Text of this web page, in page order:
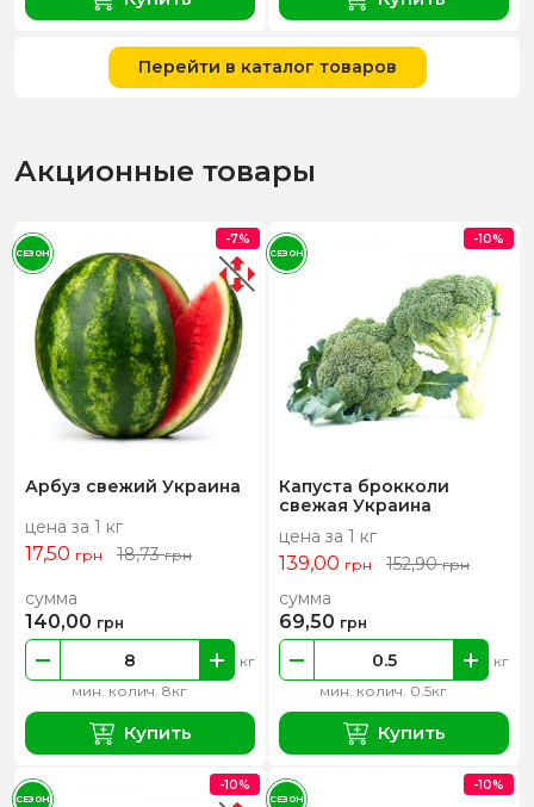
Перейти в каталог товаров
Акционные товары
Арбуз свежий Украина
цена за 1 кг
17,50 грн 18,73грн
мин. колич. 8кг
кг
сумма
140,00 грн
Купить
-7%
СЕЗОН
Капуста брокколи
свежая Украина
цена за 1 кг
139,00 грн 152,90грн
мин. колич. 0.5кг
кг
сумма
69,50 грн
Купить
-10%
СЕЗОН
-10%
СЕЗОН
-10%
СЕЗОН